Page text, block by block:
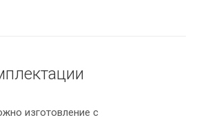
изготовление с